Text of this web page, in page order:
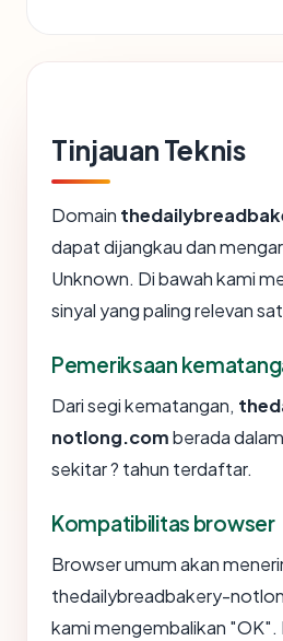
Tinjauan Teknis
Domain
dapat dijangkau dan
Unknown. Di bawah kami
sinyal yang paling relevan
Pemeriksaan
Dari segi kematangan,
notlong.comberada
sekitar ? tahun terdaftar.
Kompatibilitas browser
Browser umum akan
thedailybreadbakery-
kami mengembalikan "OK".